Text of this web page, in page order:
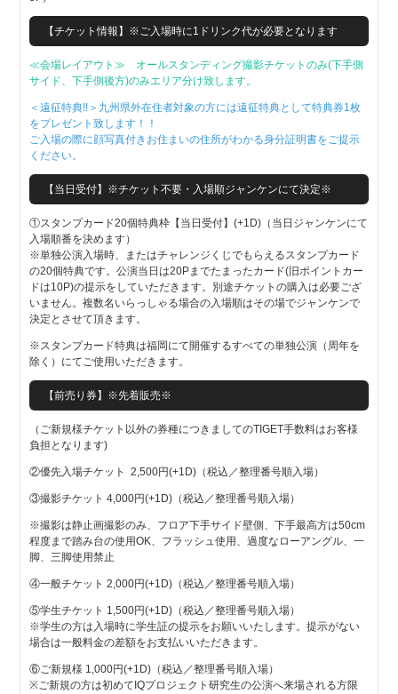
【チケット情報】※ご入場時に1ドリンク代が必要となります
≪会場レイアウト≫ オールスタンディング撮影チケットのみ(下手側
サイド、下手側後方)のみエリア分け致します。
＜遠征特典!!＞九州県外在住者対象の方には遠征特典として特典券1枚
をプレゼント致します！！
ご入場の際に顔写真付きお住まいの住所がわかる身分証明書をご提示
ください。
【当日受付】※チケット不要・入場順ジャンケンにて決定※
①スタンプカード20個特典枠【当日受付】(+1D)（当日ジャンケンにて
入場順番を決めます）
※単独公演入場時、またはチャレンジくじでもらえるスタンプカード
の20個特典です。公演当日は20Pまでたまったカード(旧ポイントカー
ドは10P)の提示をしていただきます。別途チケットの購入は必要ござ
いません。複数名いらっしゃる場合の入場順はその場でジャンケンで
決定とさせて頂きます。
※スタンプカード特典は福岡にて開催するすべての単独公演（周年を
除く）にてご使用いただきます。
【前売り券】※先着販売※
（ご新規様チケット以外の券種につきましてのTIGET手数料はお客様
負担となります)
②優先入場チケット 2,500円(+1D)（税込／整理番号順入場）
③撮影チケット 4,000円(+1D)（税込／整理番号順入場）
※撮影は静止画撮影のみ、フロア下手サイド壁側、下手最高方は50cm
程度まで踏み台の使用OK、フラッシュ使用、過度なローアングル、一
脚、三脚使用禁止
④一般チケット 2,000円(+1D)（税込／整理番号順入場）
⑤学生チケット 1,500円(+1D)（税込／整理番号順入場）
※学生の方は入場時に学生証の提示をお願いいたします。提示がない
場合は一般料金の差額をお支払いいただきます。
⑥ご新規様 1,000円(+1D)（税込／整理番号順入場）
※ご新規の方は初めてIQプロジェクト研究生の公演へ来場される方限